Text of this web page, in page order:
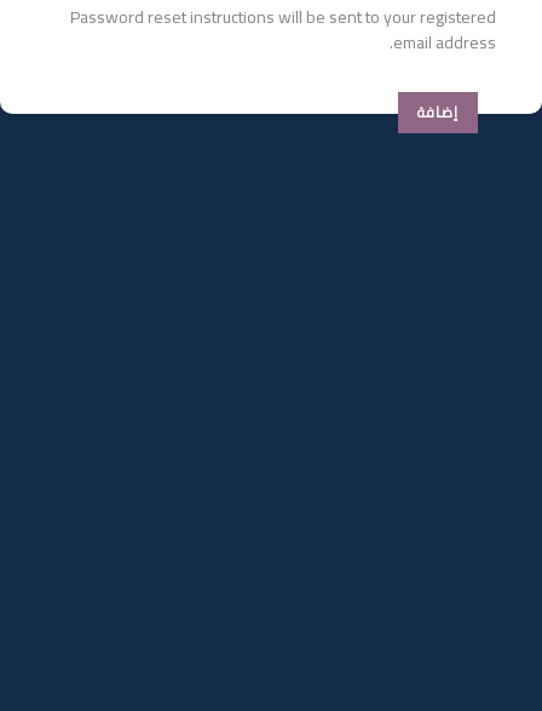
Password reset instructions will be sent to your registered
email address.